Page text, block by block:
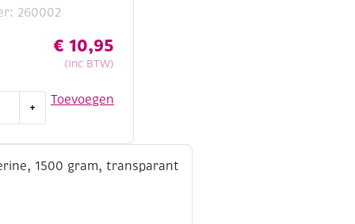
260002
€ 10,95
(Inc BTW)
Toevoegen
+